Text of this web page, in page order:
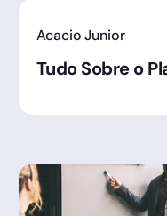
Acacio Junior
Tudo Sobre o